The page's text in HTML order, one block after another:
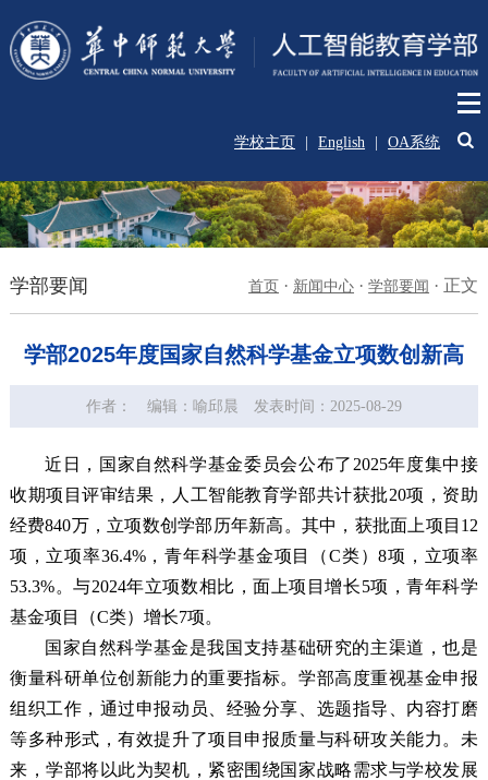
学校主页 English OA系统
学部要闻 首页 · 新闻中心 ·学部要闻 · 正文
学部2025年度国家自然科学基金立项数创新高
作者： 编辑：喻邱晨 发表时间：2025-08-29
近日，国家自然科学基金委员会公布了2025年度集中接
收期项目评审结果，人工智能教育学部共计获批20项，资助
经费840万，立项数创学部历年新高。其中，获批面上项目12
项，立项率36.4%，青年科学基金项目（C类）8项，立项率
53.3%。与2024年立项数相比，面上项目增长5项，青年科学
基金项目（C类）增长7项。
国家自然科学基金是我国支持基础研究的主渠道，也是
衡量科研单位创新能力的重要指标。学部高度重视基金申报
组织工作，通过申报动员、经验分享、选题指导、内容打磨
等多种形式，有效提升了项目申报质量与科研攻关能力。未
来，学部将以此为契机，紧密围绕国家战略需求与学校发展